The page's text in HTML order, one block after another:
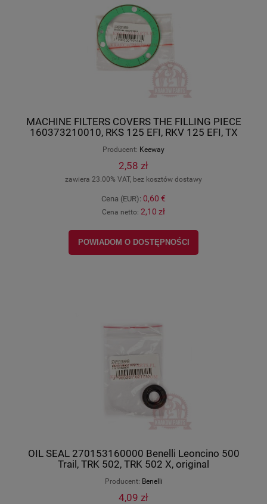
MACHINE FILTERS COVERS THE FILLING PIECE
160373210010, RKS 125 EFI, RKV 125 EFI, TX
Producent: Keeway
2,58 zł
zawiera 23.00% VAT, bez kosztów dostawy
Cena (EUR): 0,60 €
Cena netto: 2,10 zł
POWIADOM O DOSTĘPNOŚCI
OIL SEAL 270153160000 Benelli Leoncino 500
Trail, TRK 502, TRK 502 X, original
Producent: Benelli
4,09 zł